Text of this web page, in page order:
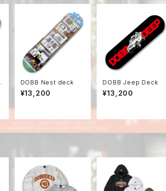
DOBB Nest deck
¥13,200
DOBB Jeep Deck
¥13,200